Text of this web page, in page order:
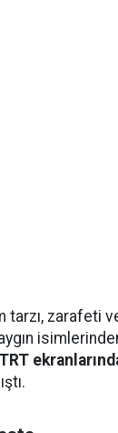
tarzı, zarafeti